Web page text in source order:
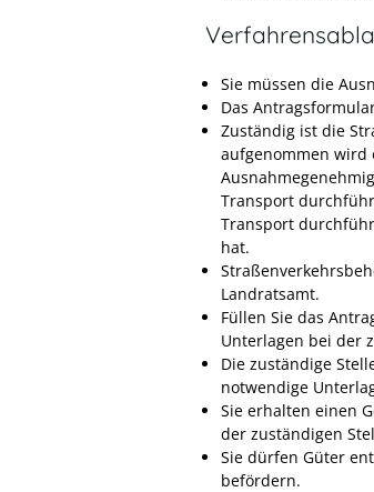
Sie müssen die
Das
Zuständig ist die
aufgenommen wird
Transport
Transport
hat.
Landratsamt.
Füllen Sie das
Unterlagen bei der
Die zuständige
notwendige
Sie erhalten einen
der zuständigen
Sie dürfen Güter
befördern.